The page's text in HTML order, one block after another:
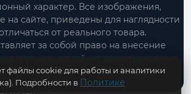
характер. Все изображения,
на сайте, приведены для наглядности
от реального товара.
за собой право на внесение
дизайн и характеристики
предварительного уведомления.
файлы cookie для работы и аналитики
Подробности в Политике